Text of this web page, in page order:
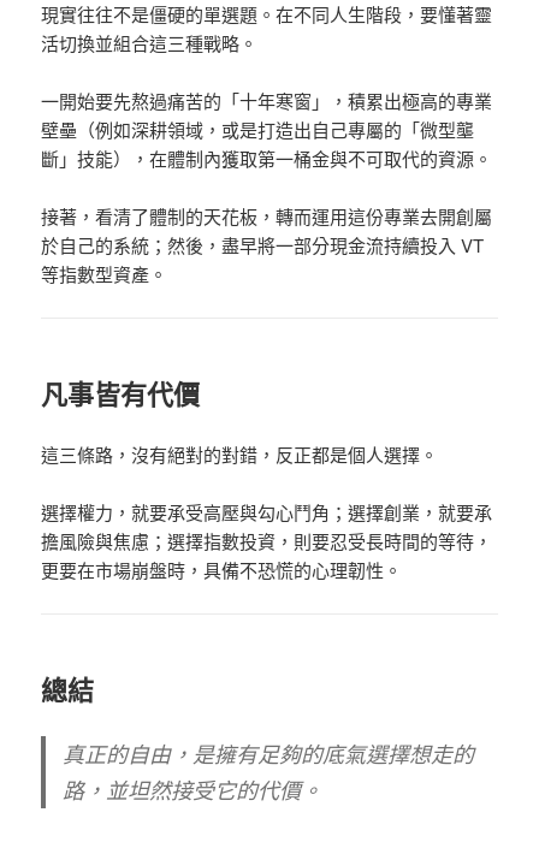
現實往往不是僵硬的單選題。在不同人生階段，要懂著靈
活切換並組合這三種戰略。
一開始要先熬過痛苦的「十年寒窗」，積累出極高的專業
壁壘（例如深耕領域，或是打造出自己專屬的「微型壟
斷」技能），在體制內獲取第一桶金與不可取代的資源。
接著，看清了體制的天花板，轉而運用這份專業去開創屬
於自己的系統；然後，盡早將一部分現金流持續投入 VT
等指數型資產。
凡事皆有代價
這三條路，沒有絕對的對錯，反正都是個人選擇。
選擇權力，就要承受高壓與勾心鬥角；選擇創業，就要承
擔風險與焦慮；選擇指數投資，則要忍受長時間的等待，
更要在市場崩盤時，具備不恐慌的心理韌性。
總結
真正的自由，是擁有足夠的底氣選擇想走的
路，並坦然接受它的代價。